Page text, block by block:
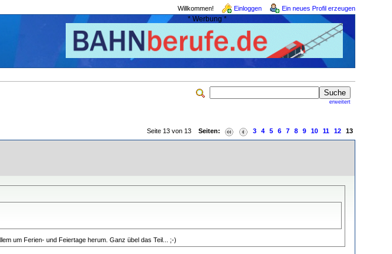
Willkommen! Einloggen Ein neues Profil erzeugen
* Werbung *
erweitert
Seite 13 von 13 Seiten: 3 4 5 6 7 8 9 10 11 12 13
um Ferien- und Feiertage herum. Ganz übel das Teil... ;-)